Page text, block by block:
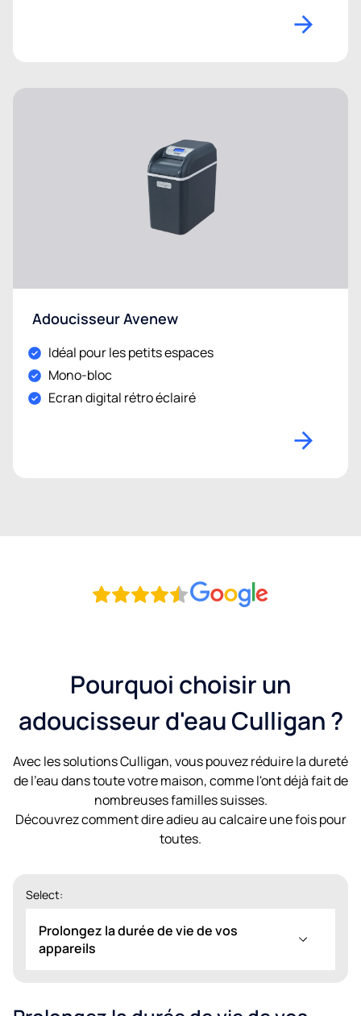
Adoucisseur Avenew
Idéal pour les petits espaces
Mono-bloc
Ecran digital rétro éclairé
Pourquoi choisir un
adoucisseur d'eau Culligan ?
Avec les solutions Culligan, vous pouvez réduire la dureté
de l'eau dans toute votre maison, comme l'ont déjà fait de
nombreuses familles suisses.
Découvrez comment dire adieu au calcaire une fois pour
toutes.
Select:
Prolongez la durée de vie de vos
appareils